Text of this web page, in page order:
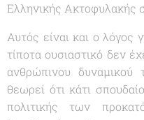
Ελληνικής Ακτοφυλακής
Αυτός είναι και ο λόγος
τίποτα ουσιαστικό δεν
ανθρώπινου
θεωρεί ότι κάτι
πολιτικής των